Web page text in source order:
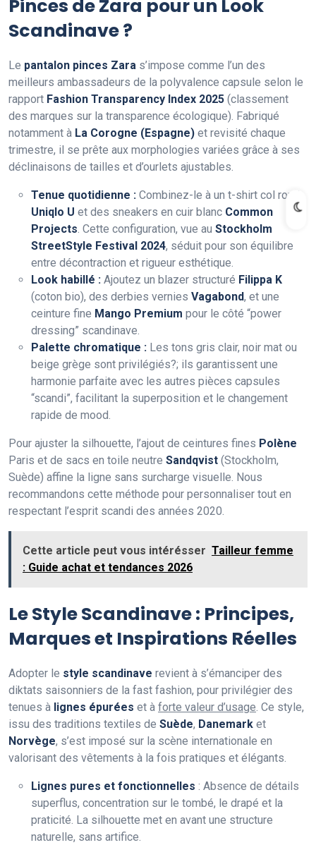
Pinces de Zara pour un Look
Scandinave ?
Le pantalon pinces Zara s’impose comme l’un des
meilleurs ambassadeurs de la polyvalence capsule selon le
rapport Fashion Transparency Index 2025 (classement
des marques sur la transparence écologique). Fabriqué
notamment à La Corogne (Espagne) et revisité chaque
trimestre, il se prête aux morphologies variées grâce à ses
déclinaisons de tailles et d’ourlets ajustables.
Tenue quotidienne : Combinez-le à un t-shirt col rond
Uniqlo U et des sneakers en cuir blanc Common
Projects. Cette configuration, vue au Stockholm
StreetStyle Festival 2024, séduit pour son équilibre
entre décontraction et rigueur esthétique.
Look habillé : Ajoutez un blazer structuré Filippa K
(coton bio), des derbies vernies Vagabond, et une
ceinture fine Mango Premium pour le côté “power
dressing” scandinave.
Palette chromatique : Les tons gris clair, noir mat ou
beige grège sont privilégiés?; ils garantissent une
harmonie parfaite avec les autres pièces capsules
“scandi”, facilitant la superposition et le changement
rapide de mood.
Pour ajuster la silhouette, l’ajout de ceintures fines Polène
Paris et de sacs en toile neutre Sandqvist (Stockholm,
Suède) affine la ligne sans surcharge visuelle. Nous
recommandons cette méthode pour personnaliser tout en
respectant l’esprit scandi des années 2020.
Cette article peut vous intérésser Tailleur femme
: Guide achat et tendances 2026
Le Style Scandinave : Principes,
Marques et Inspirations Réelles
Adopter le style scandinave revient à s’émanciper des
diktats saisonniers de la fast fashion, pour privilégier des
tenues à lignes épurées et à forte valeur d’usage. Ce style,
issu des traditions textiles de Suède, Danemark et
Norvège, s’est imposé sur la scène internationale en
valorisant des vêtements à la fois pratiques et élégants.
Lignes pures et fonctionnelles : Absence de détails
superflus, concentration sur le tombé, le drapé et la
praticité. La silhouette met en avant une structure
naturelle, sans artifice.